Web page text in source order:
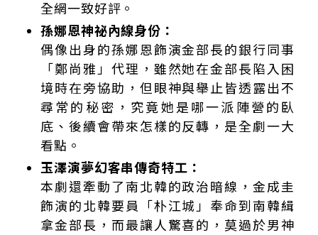
全網一致好評。
孫娜恩神祕內線身份：
偶像出身的孫娜恩飾演金部長的銀行同事
「鄭尚雅」代理，雖然她在金部長陷入困
境時在旁協助，但眼神與舉止皆透露出不
尋常的秘密，究竟她是哪一派陣營的臥
底、後續會帶來怎樣的反轉，是全劇一大
看點。
玉澤演夢幻客串傳奇特工：
本劇還牽動了南北韓的政治暗線，金成圭
飾演的北韓要員「朴江城」奉命到南韓緝
拿金部長，而最讓人驚喜的，莫過於男神